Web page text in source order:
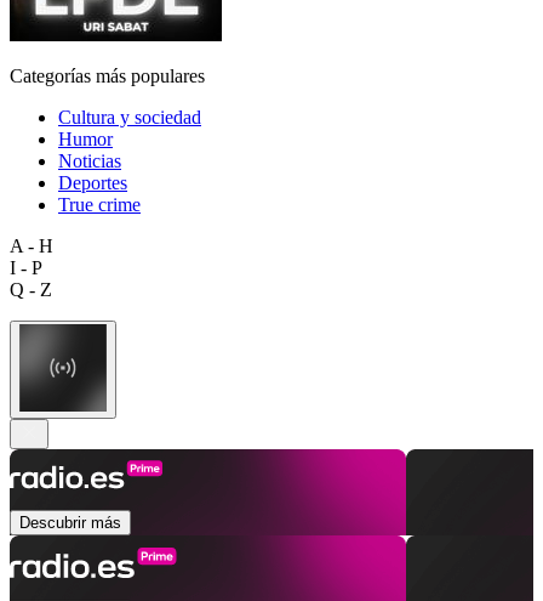
Categorías más populares
Cultura y sociedad
Humor
Noticias
Deportes
True crime
A - H
I - P
Q - Z
Descubrir más